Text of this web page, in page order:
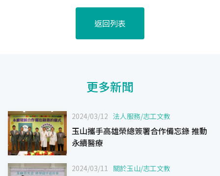
返回列表
更多新聞
2024/03/12 法人服務/志工文教
玉山攜手高雄榮總簽署合作備忘錄 推動
永續醫療
2024/03/11 關於玉山/志工文教